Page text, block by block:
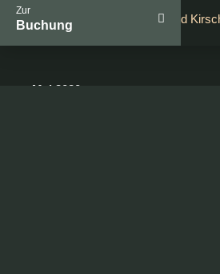
Plitsch Platsch, Reiselust und
Mai 2020
Zur
Buchung